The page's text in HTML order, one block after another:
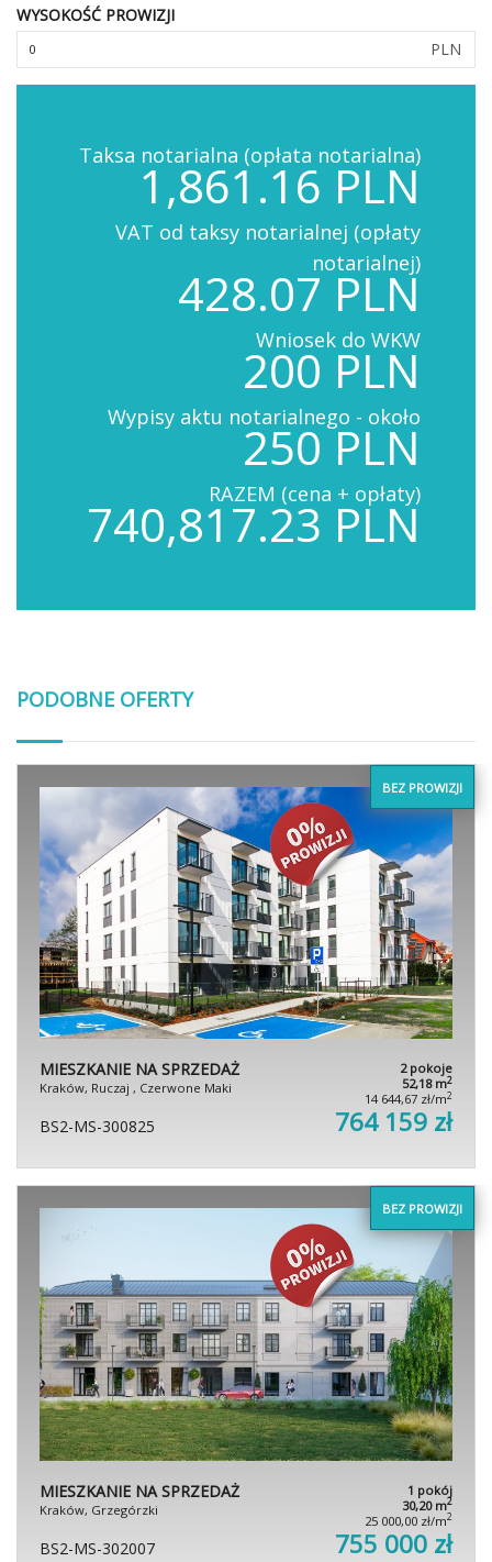
WYSOKOŚĆ PROWIZJI
PLN
Taksa notarialna (opłata notarialna)
1,861.16 PLN
VAT od taksy notarialnej (opłaty
notarialnej)
428.07 PLN
Wniosek do WKW
200 PLN
Wypisy aktu notarialnego - około
250 PLN
RAZEM (cena + opłaty)
740,817.23 PLN
PODOBNE OFERTY
BEZ PROWIZJI
MIESZKANIE NA SPRZEDAŻ
Kraków, Ruczaj , Czerwone Maki
2 pokoje
52,18 m2
14 644,67 zł/m2
BS2-MS-300825 764 159 zł
BEZ PROWIZJI
MIESZKANIE NA SPRZEDAŻ
Kraków, Grzegórzki
1 pokój
30,20 m2
25 000,00 zł/m2
BS2-MS-302007 755 000 zł